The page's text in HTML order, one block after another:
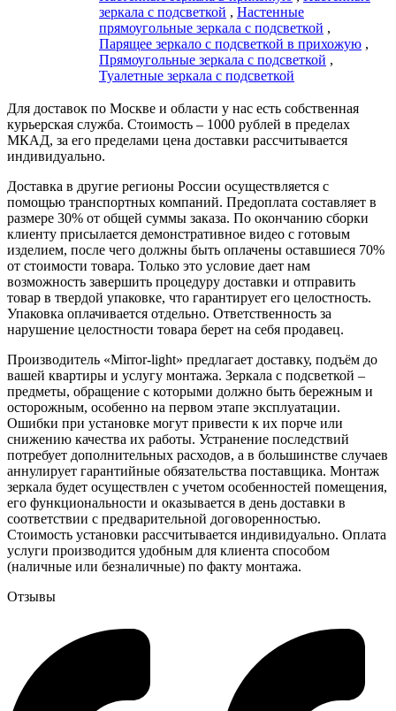
зеркала с подсветкой , Настенные
прямоугольные зеркала с подсветкой ,
Парящее зеркало с подсветкой в прихожую ,
Прямоугольные зеркала с подсветкой ,
Туалетные зеркала с подсветкой
Для доставок по Москве и области у нас есть собственная
курьерская служба. Стоимость – 1000 рублей в пределах
МКАД, за его пределами цена доставки рассчитывается
индивидуально.
Доставка в другие регионы России осуществляется с
помощью транспортных компаний. Предоплата составляет в
размере 30% от общей суммы заказа. По окончанию сборки
клиенту присылается демонстративное видео с готовым
изделием, после чего должны быть оплачены оставшиеся 70%
от стоимости товара. Только это условие дает нам
возможность завершить процедуру доставки и отправить
товар в твердой упаковке, что гарантирует его целостность.
Упаковка оплачивается отдельно. Ответственность за
нарушение целостности товара берет на себя продавец.
Производитель «Mirror-light» предлагает доставку, подъём до
вашей квартиры и услугу монтажа. Зеркала с подсветкой –
предметы, обращение с которыми должно быть бережным и
осторожным, особенно на первом этапе эксплуатации.
Ошибки при установке могут привести к их порче или
снижению качества их работы. Устранение последствий
потребует дополнительных расходов, а в большинстве случаев
аннулирует гарантийные обязательства поставщика. Монтаж
зеркала будет осуществлен с учетом особенностей помещения,
его функциональности и оказывается в день доставки в
соответствии с предварительной договоренностью.
Стоимость установки рассчитывается индивидуально. Оплата
услуги производится удобным для клиента способом
(наличные или безналичные) по факту монтажа.
Отзывы